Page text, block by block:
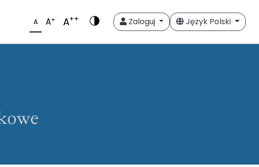
A A+ A++ Zaloguj Język Polski